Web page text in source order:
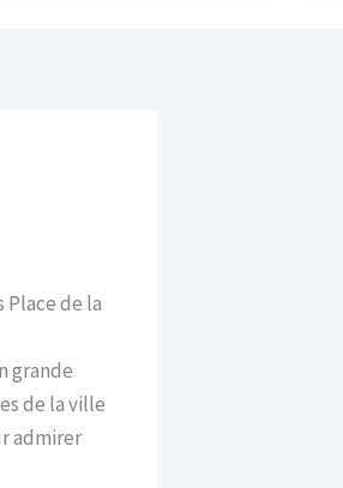
Place de la
grande
de la ville
admirer